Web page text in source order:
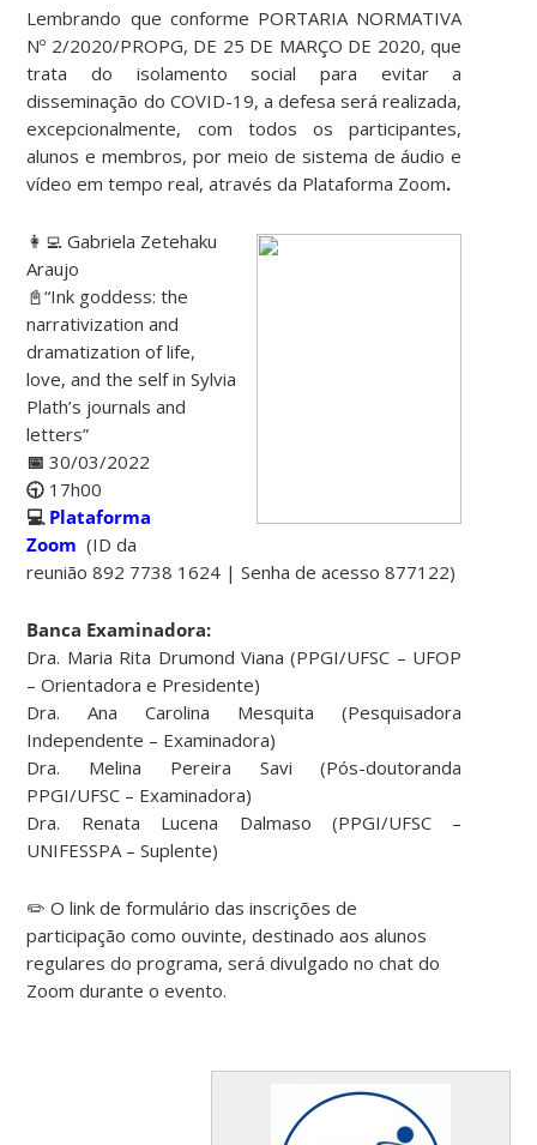
Lembrando que conforme PORTARIA NORMATIVA
Nº 2/2020/PROPG, DE 25 DE MARÇO DE 2020, que
trata do isolamento social para evitar a
disseminação do COVID-19, a defesa será realizada,
excepcionalmente, com todos os participantes,
alunos e membros, por meio de sistema de áudio e
vídeo em tempo real, através da Plataforma Zoom.
👩‍💻 Gabriela Zetehaku
Araujo
📓“Ink goddess: the
narrativization and
dramatization of life,
love, and the self in Sylvia
Plath’s journals and
letters”
📅30/03/2022
🕤 17h00
💻 Plataforma
Zoom (ID da
reunião 892 7738 1624 | Senha de acesso 877122)
Banca Examinadora:
Dra. Maria Rita Drumond Viana (PPGI/UFSC – UFOP
– Orientadora e Presidente)
Dra. Ana Carolina Mesquita (Pesquisadora
Independente – Examinadora)
Dra. Melina Pereira Savi (Pós-doutoranda
PPGI/UFSC – Examinadora)
Dra. Renata Lucena Dalmaso (PPGI/UFSC –
UNIFESSPA – Suplente)
✏️ O link de formulário das inscrições de
participação como ouvinte, destinado aos alunos
regulares do programa, será divulgado no chat do
Zoom durante o evento.